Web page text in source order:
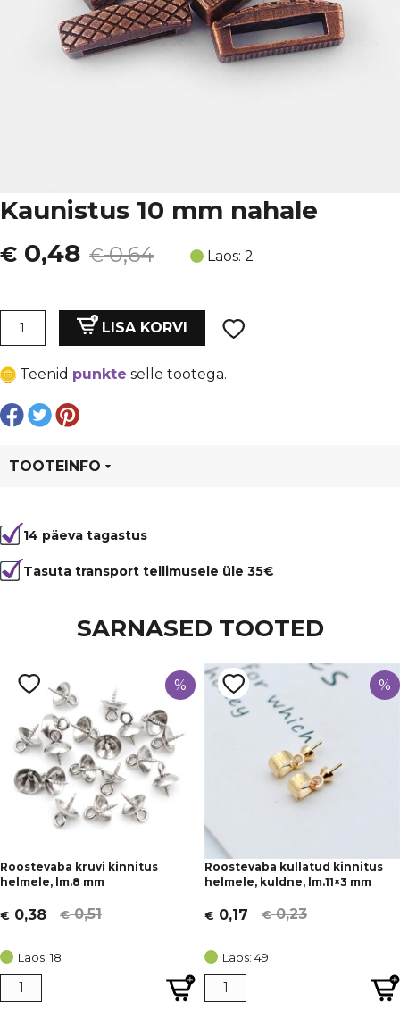
Kaunistus 10 mm nahale
€0,64
Algne
oli:
€ 0,64.
€ 0,48
Current
is:
€ 0,48.
Laos: 2
Kaunistus
nahale
kogus
LISA KORVI
Teenid punkte selle tootega.
TOOTEINFO
Värvus
Pruun
Tüüp
kaunistus
14 päeva tagastus
Tasuta transport tellimusele üle 35€
SARNASED TOOTED
%
Roostevaba kruvi kinnitus
helmele, lm.8 mm
€0,51
Algne
oli:
€ 0,51.
€ 0,38
Current
is:
€ 0,38.
Laos: 18
%
Roostevaba kullatud kinnitus
helmele, kuldne, lm.11×3 mm
€0,23
Algne
oli:
€ 0,23.
€ 0,17
Current
is:
€ 0,17.
Laos: 49